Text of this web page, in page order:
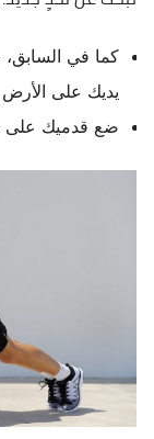
كما في
يديك على
ضع قدميك على